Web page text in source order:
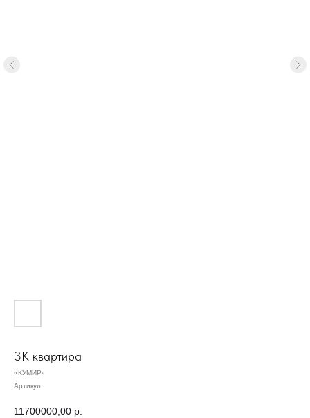
3К квартира
«КУМИР»
Артикул:
11700000,00 р.